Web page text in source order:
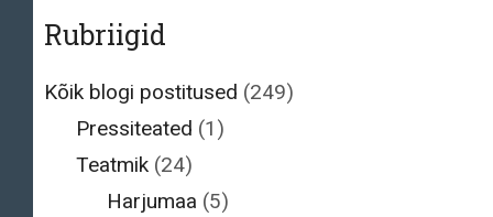
Rubriigid
Kõik blogi postitused (249)
Pressiteated (1)
Teatmik(24)
Harjumaa (5)